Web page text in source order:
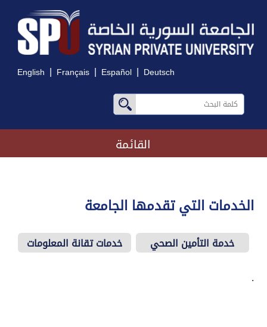
English | Français | Español | Deutsch
القائمة
الخدمات التي تقدمها الجامعة
خدمة التأمين الصحي
خدمات تقانة المعلومات
.